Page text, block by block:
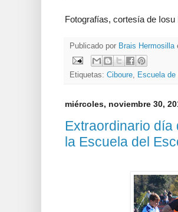
Fotografías, cortesía de Iosu
Publicado por Brais Hermosilla
Etiquetas: Ciboure Escuela de
miércoles, noviembre 30,
Extraordinario
la Escuela del